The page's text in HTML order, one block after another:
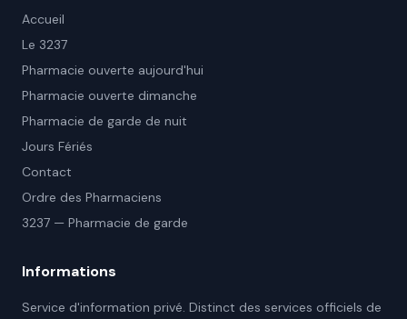
Accueil
Le 3237
Pharmacie ouverte aujourd'hui
Pharmacie ouverte dimanche
Pharmacie de garde de nuit
Jours Fériés
Contact
Ordre des Pharmaciens
3237 — Pharmacie de garde
Informations
Service d'information privé. Distinct des services officiels de